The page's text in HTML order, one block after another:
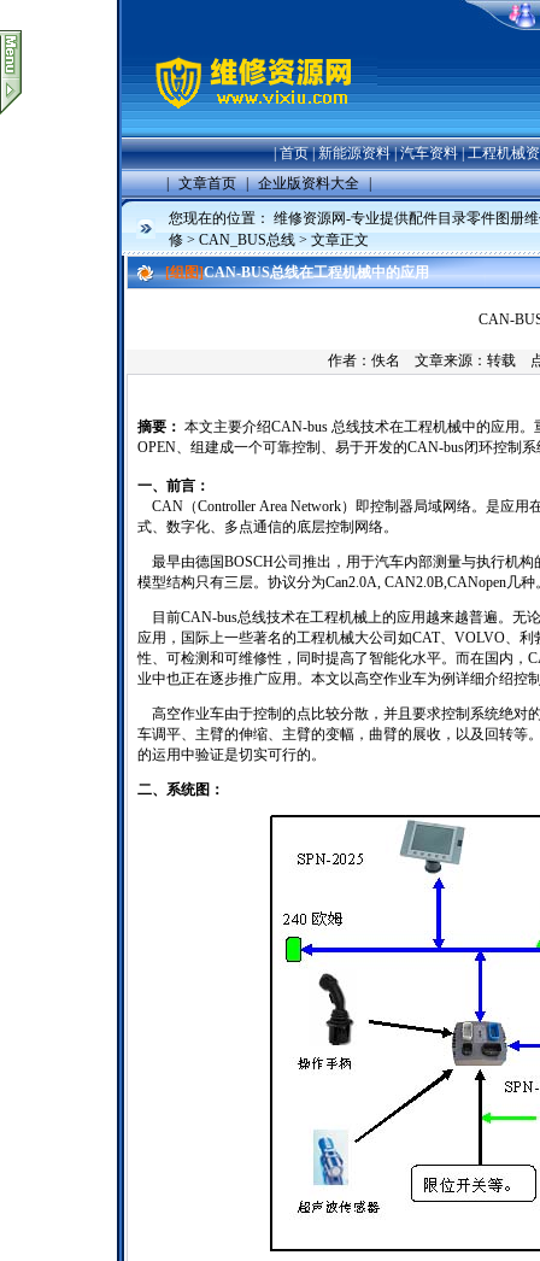
|首页|新能源资料|汽车资料|工程机械
| 文章首页 | 企业版资料大全 |
您现在的位置： 维修资源网-专业提供配件目录零件图册
修 > CAN_BUS总线 > 文章正文
[组图]CAN-BUS总线在工程机械中的应用
CAN-
作者：佚名 文章来源：转载
摘要： 本文主要介绍CAN-bus 总线技术在工程机械中的应用
OPEN、组建成一个可靠控制、易于开发的CAN-bus闭环控制系
一、前言：
CAN（Controller Area Network）即控制器局域网络。是应
式、数字化、多点通信的底层控制网络。
最早由德国BOSCH公司推出，用于汽车内部测量与执行机
模型结构只有三层。协议分为Can2.0A, CAN2.0B,CANopen几种
目前CAN-bus总线技术在工程机械上的应用越来越普遍。无
应用，国际上一些著名的工程机械大公司如CAT、VOLVO、
性、可检测和可维修性，同时提高了智能化水平。而在国内，
业中也正在逐步推广应用。本文以高空作业车为例详细介绍控
高空作业车由于控制的点比较分散，并且要求控制系统绝对
车调平、主臂的伸缩、主臂的变幅，曲臂的展收，以及回转等
的运用中验证是切实可行的。
二、系统图：